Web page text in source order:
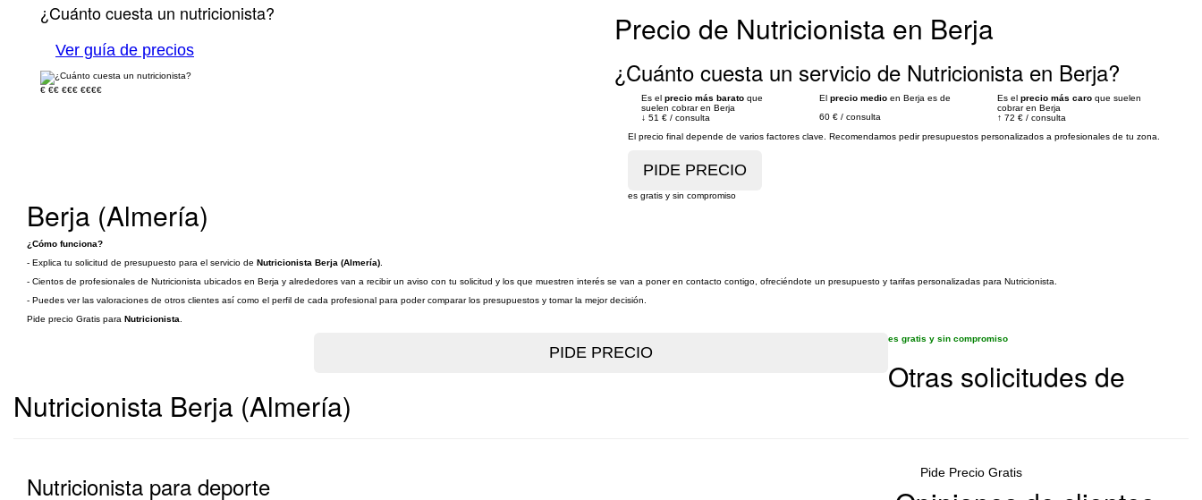
¿Cuánto cuesta un nutricionista?
Ver guía de precios
€ €€ €€€ €€€€
Precio de Nutricionista en Berja
¿Cuánto cuesta un servicio de Nutricionista en Berja?
Es el precio más barato que
suelen cobrar en Berja
↓ 51 € / consulta
El precio medio en Berja es de
60 € / consulta
Es el precio más caro que suelen
cobrar en Berja
↑ 72 € / consulta
El precio final depende de varios factores clave. Recomendamos pedir presupuestos personalizados a profesionales de tu zona.
es gratis y sin compromiso
Berja (Almería)
¿Cómo funciona?
- Explica tu solicitud de presupuesto para el servicio de Nutricionista Berja (Almería)
- Cientos de profesionales de Nutricionista ubicados en Berja y alrededores van a recibir un aviso con tu solicitud y los que muestren interés se van a poner en contacto contigo, ofreciéndote un presupuesto y tarifas personalizadas para Nutricionista.
- Puedes ver las valoraciones de otros clientes así como el perfil de cada profesional para poder comparar los presupuestos y tomar la mejor decisión.
Pide precio Gratis para Nutricionista
es gratis y sin compromiso
Otras solicitudes de
Nutricionista Berja (Almería)
Nutricionista para deporte Pide Precio Gratis